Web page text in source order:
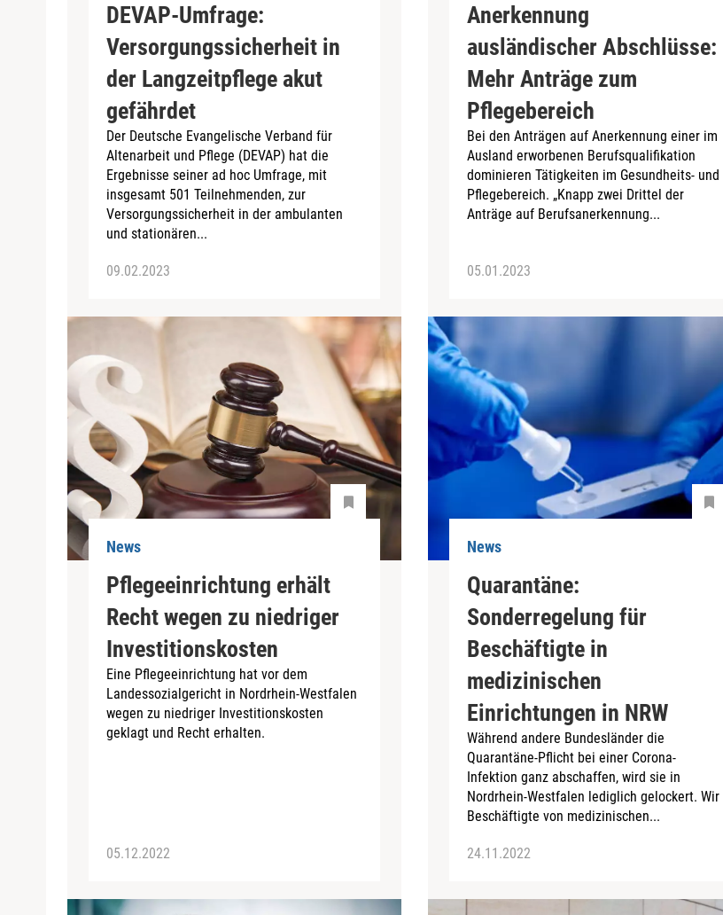
DEVAP-Umfrage:
Versorgungssicherheit in
der Langzeitpflege akut
gefährdet
Der Deutsche Evangelische Verband für
Altenarbeit und Pflege (DEVAP) hat die
Ergebnisse seiner ad hoc Umfrage, mit
insgesamt 501 Teilnehmenden, zur
Versorgungssicherheit in der ambulanten
und stationären...
09.02.2023
Anerkennung
ausländischer Abschlüsse:
Mehr Anträge zum
Pflegebereich
Bei den Anträgen auf Anerkennung einer im
Ausland erworbenen Berufsqualifikation
dominieren Tätigkeiten im Gesundheits- und
Pflegebereich. „Knapp zwei Drittel der
Anträge auf Berufsanerkennung...
05.01.2023
News
Pflegeeinrichtung erhält
Recht wegen zu niedriger
Investitionskosten
Eine Pflegeeinrichtung hat vor dem
Landessozialgericht in Nordrhein-Westfalen
wegen zu niedriger Investitionskosten
geklagt und Recht erhalten.
05.12.2022
News
Quarantäne:
Sonderregelung für
Beschäftigte in
medizinischen
Einrichtungen in NRW
Während andere Bundesländer die
Quarantäne-Pflicht bei einer Corona-
Infektion ganz abschaffen, wird sie in
Nordrhein-Westfalen lediglich gelockert. Wir
Beschäftigte von medizinischen...
24.11.2022